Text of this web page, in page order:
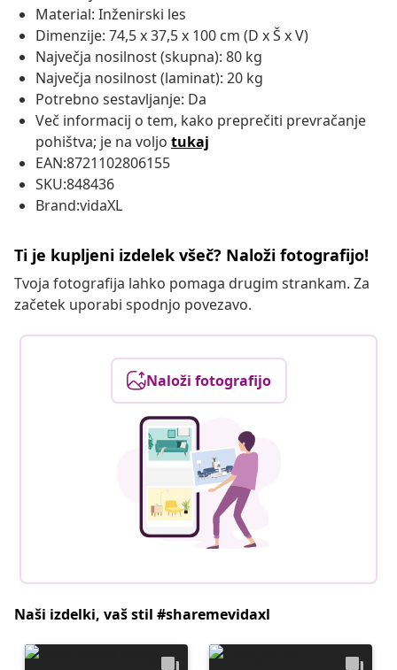
Material: Inženirski les
Dimenzije: 74,5 x 37,5 x 100 cm (D x Š x V)
Največja nosilnost (skupna): 80 kg
Največja nosilnost (laminat): 20 kg
Potrebno sestavljanje: Da
Več informacij o tem, kako preprečiti prevračanje
pohištva; je na voljo tukaj
EAN:8721102806155
SKU:848436
Brand:vidaXL
Ti je kupljeni izdelek všeč? Naloži fotografijo!
Tvoja fotografija lahko pomaga drugim strankam. Za
začetek uporabi spodnjo povezavo.
Naloži fotografijo
Naši izdelki, vaš stil #sharemevidaxl